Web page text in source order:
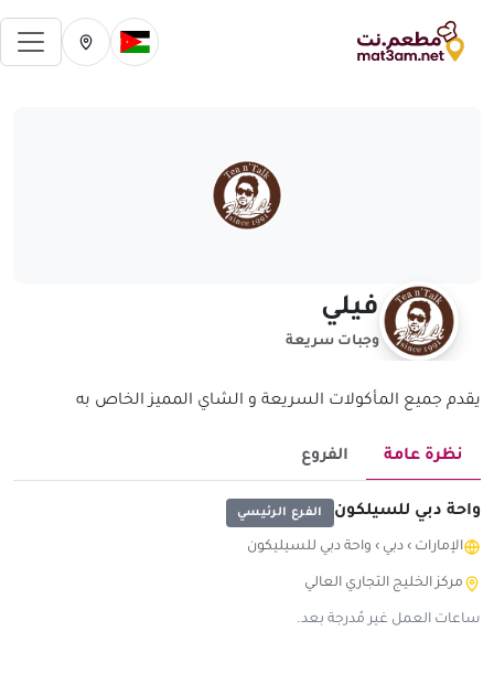
تغيير الدولة الحالية
تغيير المدينة
فيلي
وجبات سريعة
يقدم جميع المأكولات السريعة و الشاي المميز الخاص به
نظرة عامة الفروع
واحة دبي للسيلكون الفرع الرئيسي
الإمارات › دبي › واحة دبي للسيليكون
مركز الخليج التجاري العالي
ساعات العمل غير مُدرجة بعد.